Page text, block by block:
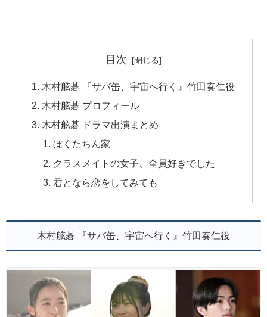
目次
木村舷碁 『サバ缶、宇宙へ行く』竹田奏仁役
木村舷碁 プロフィール
木村舷碁 ドラマ出演まとめ
ぼくたちん家
クラスメイトの女子、全員好きでした
君となら恋をしてみても
木村舷碁 『サバ缶、宇宙へ行く』竹田奏仁役